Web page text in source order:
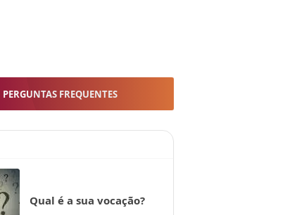
PERGUNTAS FREQUENTES
Qual é a sua vocação?